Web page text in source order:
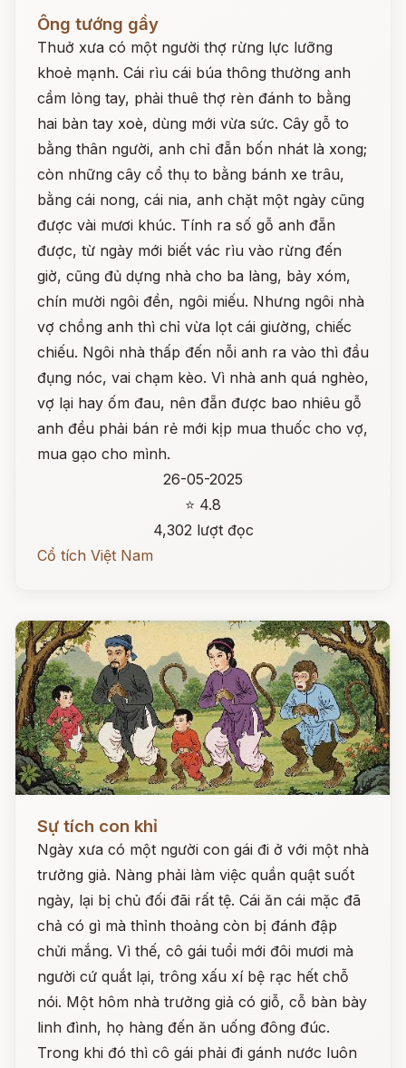
Đọc ngay
Ông tướng gầy
Thuở xưa có một người thợ rừng lực lưỡng
khoẻ mạnh. Cái rìu cái búa thông thường anh
cầm lỏng tay, phải thuê thợ rèn đánh to bằng
hai bàn tay xoè, dùng mới vừa sức. Cây gỗ to
bằng thân người, anh chỉ đẵn bốn nhát là xong;
còn những cây cổ thụ to bằng bánh xe trâu,
bằng cái nong, cái nia, anh chặt một ngày cũng
được vài mươi khúc. Tính ra số gỗ anh đẵn
được, từ ngày mới biết vác rìu vào rừng đến
giờ, cũng đủ dựng nhà cho ba làng, bảy xóm,
chín mười ngôi đền, ngôi miếu. Nhưng ngôi nhà
vợ chồng anh thì chỉ vừa lọt cái giường, chiếc
chiếu. Ngôi nhà thấp đến nỗi anh ra vào thì đầu
đụng nóc, vai chạm kèo. Vì nhà anh quá nghèo,
vợ lại hay ốm đau, nên đẵn được bao nhiêu gỗ
anh đều phải bán rẻ mới kịp mua thuốc cho vợ,
mua gạo cho mình.
26-05-2025
⭐ 4.8
4,302 lượt đọc
Cổ tích Việt Nam
Sự tích con khỉ
Ngày xưa có một người con gái đi ở với một nhà
trưởng giả. Nàng phải làm việc quần quật suốt
ngày, lại bị chủ đối đãi rất tệ. Cái ăn cái mặc đã
chả có gì mà thỉnh thoảng còn bị đánh đập
chửi mắng. Vì thế, cô gái tuổi mới đôi mươi mà
người cứ quắt lại, trông xấu xí bệ rạc hết chỗ
nói. Một hôm nhà trưởng giả có giỗ, cỗ bàn bày
linh đình, họ hàng đến ăn uống đông đúc.
Trong khi đó thì cô gái phải đi gánh nước luôn